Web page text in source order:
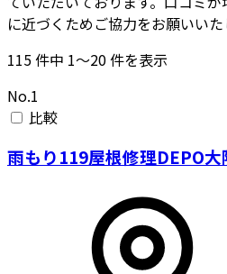
に近づくためご協力をお願いいた
115件中 1〜20件を表示
No.1
比較
雨もり119屋根修理DEPO大